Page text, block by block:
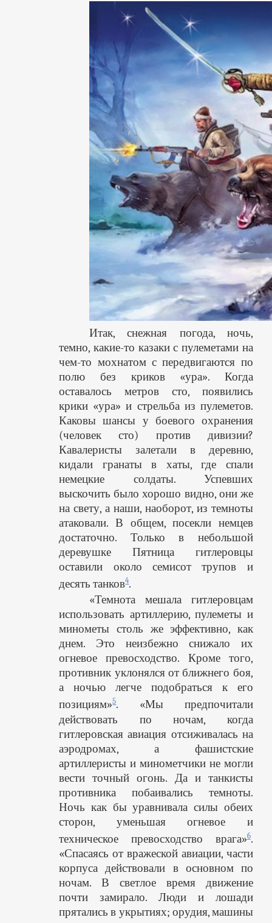
Итак, снежная погода, ночь,
темно, какие-то казаки с пулеметами на
чем-то мохнатом с передвигаются по
полю без криков «ура». Когда
оставалось метров сто, появились
крики «ура» и стрельба из пулеметов.
Каковы шансы у боевого охранения
(человек сто) против дивизии?
Кавалеристы залетали в деревню,
кидали гранаты в хаты, где спали
немецкие солдаты. Успевших
выскочить было хорошо видно, они же
на свету, а наши, наоборот, из темноты
атаковали. В общем, посекли немцев
достаточно. Только в небольшой
деревушке Пятница гитлеровцы
оставили около семисот трупов и
десять танков4.
«Темнота мешала гитлеровцам
использовать артиллерию, пулеметы и
минометы столь же эффективно, как
днем. Это неизбежно снижало их
огневое превосходство. Кроме того,
противник уклонялся от ближнего боя,
а ночью легче подобраться к его
позициям»5. «Мы предпочитали
действовать по ночам, когда
гитлеровская авиация отсиживалась на
аэродромах, а фашистские
артиллеристы и минометчики не могли
вести точный огонь. Да и танкисты
противника побаивались темноты.
Ночь как бы уравнивала силы обеих
сторон, уменьшая огневое и
техническое превосходство врага»6.
«Спасаясь от вражеской авиации, части
корпуса действовали в основном по
ночам. В светлое время движение
почти замирало. Люди и лошади
прятались в укрытиях; орудия, машины